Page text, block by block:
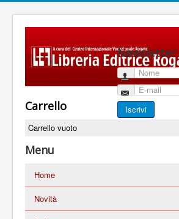
Newsletter
Nome
E-mail
Iscrivi
Carrello
Carrello vuoto
Menu
Home
Novità